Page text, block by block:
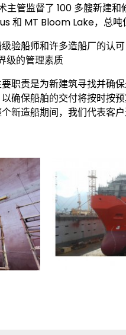
主管监督了 100 多艘新建和
和 MT Bloom Lake，总吨
验船师和许多造船厂的认可
级的管理素质
职责是为新建筑寻找并确保
确保船舶的交付将按时按
新造船期间，我们代表客